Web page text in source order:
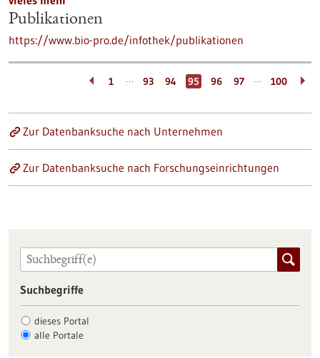
Publikationen
https://www.bio-pro.de/infothek/publikationen
1 … 93 94 95 96 97 … 100
Zur Datenbanksuche nach Unternehmen
Zur Datenbanksuche nach Forschungseinrichtungen
Suchbegriffe
dieses Portal
alle Portale